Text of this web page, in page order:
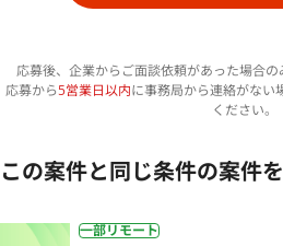
応募後、企業からご面談依頼があった場合の
応募から5営業日以内に事務局から連絡がない
ください。
この案件と同じ条件の案件
一部リモート